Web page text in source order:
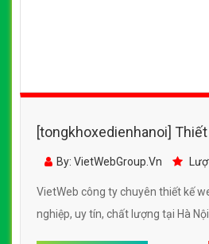
[tongkhoxedienhanoi]
Thế Giới Xe Điện đẹp SEO
By: VietWebGroup.Vn
VietWeb công ty chuyên thiết kế
nghiệp, uy tín, chất lượng tại Hà Nội